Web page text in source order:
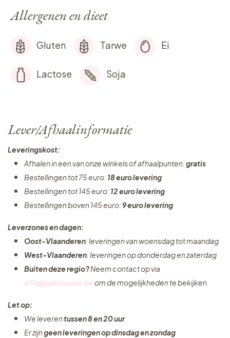
Allergenen en dieet
Gluten Tarwe Ei
Lactose Soja
Lever/Afhaalinformatie
Leveringskost:
Afhalen in een van onze winkels of afhaalpunten:gratis
Bestellingen tot 75 euro: 18 euro levering
Bestellingen tot 145 euro: 12 euro levering
Bestellingen boven 145 euro: 9 euro levering
Leverzones en dagen:
Oost-Vlaanderen: leveringen van woensdag tot maandag
West-Vlaanderen: leveringen op donderdag en zaterdag
Buiten deze regio?Neem contact op via
info@julieshouse.beom de mogelijkheden te bekijken
Let op:
We leverentussen 8 en 20 uur
Er zijngeen leveringenop dinsdag en zondag